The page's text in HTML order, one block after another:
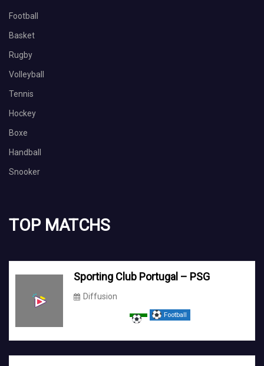
Football
Basket
Rugby
Volleyball
Tennis
Hockey
Boxe
Handball
Snooker
TOP MATCHS
Sporting Club Portugal – PSG
Diffusion
Football